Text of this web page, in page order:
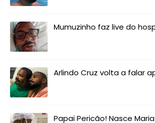
Mumuzinho faz live do
Arlindo Cruz volta a falar
Papai Pericão! Nasce